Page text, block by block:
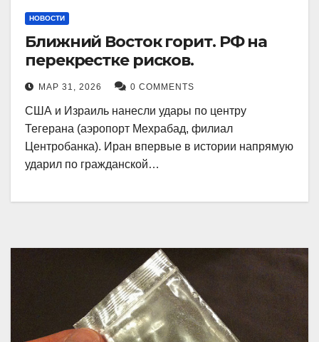
НОВОСТИ
Ближний Восток горит. РФ на
перекрестке рисков.
МАР 31, 2026 0 COMMENTS
США и Израиль нанесли удары по центру
Тегерана (аэропорт Мехрабад, филиал
Центробанка). Иран впервые в истории напрямую
ударил по гражданской…